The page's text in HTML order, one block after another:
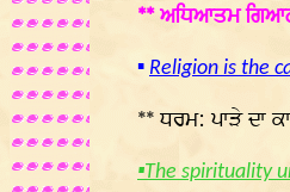
** ਅਧਿਆਤਮ
▪ Religion is the
** ਧਰਮ: ਪਾੜੇ ਦਾ
▪The spirituality